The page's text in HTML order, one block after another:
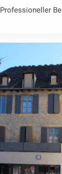
Professioneller